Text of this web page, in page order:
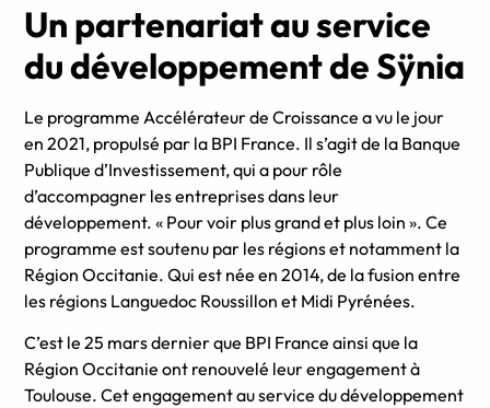
Un partenariat au service
du développement de Sÿnia
Le programme Accélérateur de Croissance a vu le jour
en 2021, propulsé par la BPI France. Il s’agit de la Banque
Publique d’Investissement, qui a pour rôle
d’accompagner les entreprises dans leur
développement. « Pour voir plus grand et plus loin ». Ce
programme est soutenu par les régions et notamment la
Région Occitanie. Qui est née en 2014, de la fusion entre
les régions Languedoc Roussillon et Midi Pyrénées.
C’est le 25 mars dernier que BPI France ainsi que la
Région Occitanie ont renouvelé leur engagement à
Toulouse. Cet engagement au service du développement